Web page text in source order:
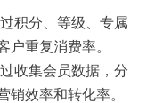
积分、等级、专属
户重复消费率。
收集会员数据，分
销效率和转化率。